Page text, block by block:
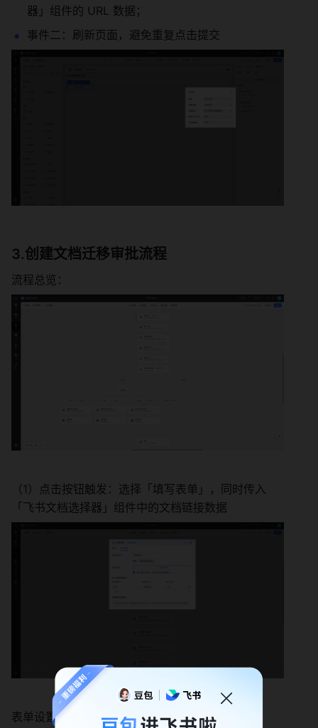
器」组件的 URL 数据；
事件二：刷新页面，避免重复点击提交
3.创建文档迁移审批流程
流程总览：
（1）点击按钮触发：选择「填写表单」，同时传入
「飞书文档选择器」组件中的文档链接数据
表单设置如下：